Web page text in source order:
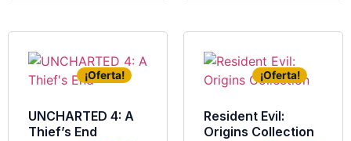
¡Oferta!
UNCHARTED 4: A
Thief’s End
¡Oferta!
Resident Evil:
Origins Collection